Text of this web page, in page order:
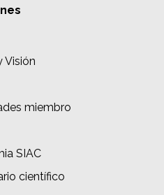
Visión
miembro
SIAC
científico